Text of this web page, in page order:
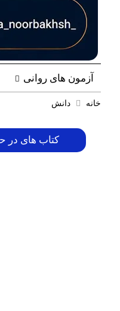
آزمون های روانی
خانه دانش
کتاب های در